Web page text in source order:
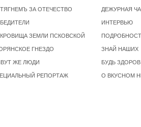
ЗА ОТЕЧЕСТВО
ЗЕМЛИ ПСКОВСКОЙ
ГНЕЗДО
ЖЕ ЛЮДИ
РЕПОРТАЖ
ДЕЖУРНАЯ
ИНТЕРВЬЮ
ЗНАЙ НАШИХ
БУДЬ ЗДОРОВ
О ВКУСНОМ